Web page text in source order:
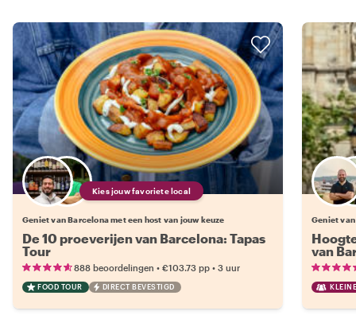
Kies jouw favoriete local
Geniet van Barcelona met een host van jouw keuze
De 10 proeverijen van Barcelona: Tapas
Tour
888 beoordelingen • €103.73 pp • 3 uur
FOOD TOUR DIRECT BEVESTIGD
Geniet
van